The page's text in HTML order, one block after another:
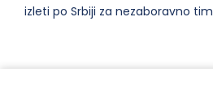
izleti po Srbiji za nezaboravno